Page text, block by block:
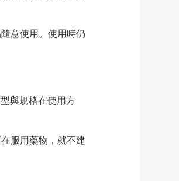
意使用。使用時仍
與規格在使用方
服用藥物，就不建